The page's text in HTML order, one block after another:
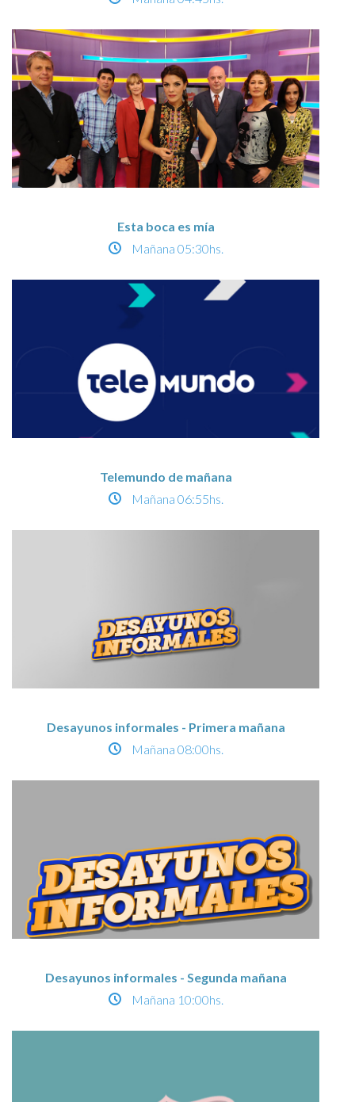
Esta boca es mía
Mañana 05:30hs.
Telemundo de mañana
Mañana 06:55hs.
Desayunos informales - Primera mañana
Mañana 08:00hs.
Desayunos informales - Segunda mañana
Mañana 10:00hs.